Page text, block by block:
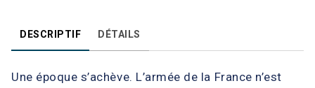
DESCRIPTIF DÉTAILS
Une époque s’achève. L’armée de la France n’est